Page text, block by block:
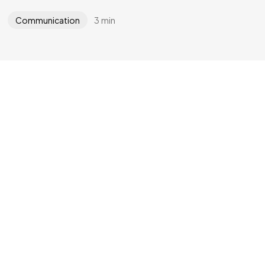
Communication 3 min